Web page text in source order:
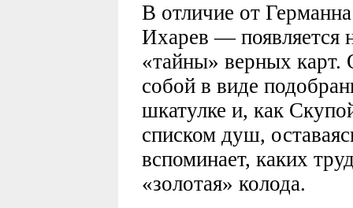
В отличие от
Ихарев — появляется
«тайны» верных карт.
собой в виде
шкатулке и, как
списком душ,
вспоминает, каких
«золотая» колода.